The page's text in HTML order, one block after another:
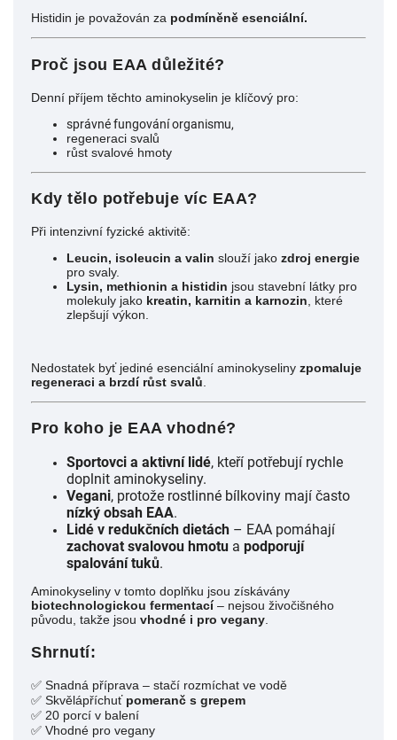
Histidin je považován za podmíněně esenciální.
Proč jsou EAA důležité?
Denní příjem těchto aminokyselin je klíčový pro:
správné fungování organismu,
regeneraci svalů
růst svalové hmoty
Kdy tělo potřebuje víc EAA?
Při intenzivní fyzické aktivitě:
Leucin, isoleucin a valin slouží jako zdroj energie
pro svaly.
Lysin, methionin a histidin jsou stavební látky pro
molekuly jako kreatin, karnitin a karnozin , které
zlepšují výkon.
Nedostatek byť jediné esenciální aminokyseliny zpomaluje
regeneraci a brzdí růst svalů
Pro koho je EAA vhodné?
Sportovci a aktivní lidé, kteří potřebují rychle
doplnit aminokyseliny.
Vegani, protože rostlinné bílkoviny mají často
nízký obsah EAA.
Lidé v redukčních dietách – EAA pomáhají
zachovat svalovou hmotu a podporují
spalování tuků.
Aminokyseliny v tomto doplňku jsou získávány
biotechnologickou fermentací– nejsou živočišného
původu, takže jsou vhodné i pro vegany.
Shrnutí:
✅ Snadná příprava – stačí rozmíchat ve vodě
✅ Skvělápříchuť pomeranč s grepem
✅ 20 porcí v balení
✅ Vhodné pro vegany